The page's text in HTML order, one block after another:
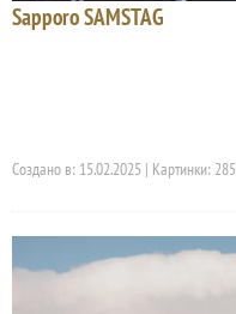
Sapporo SAMSTAG
Создано в: 15.02.2025 | Картинки: 285